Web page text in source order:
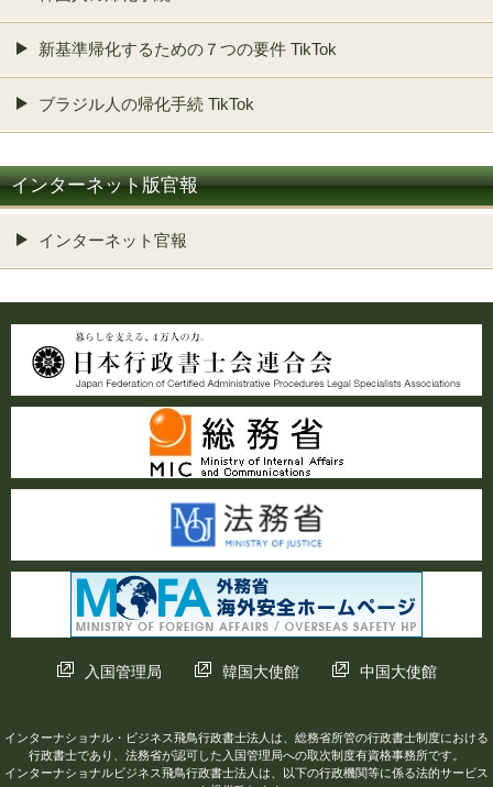
新基準帰化するための７つの要件 TikTok
ブラジル人の帰化手続 TikTok
インターネット版官報
インターネット官報
入国管理局 韓国大使館 中国大使館
インターナショナル・ビジネス飛鳥行政書士法人は、総務省所管の行政書士制度における
行政書士であり、法務省が認可した入国管理局への取次制度有資格事務所です。
インターナショナルビジネス飛鳥行政書士法人は、以下の行政機関等に係る法的サービス